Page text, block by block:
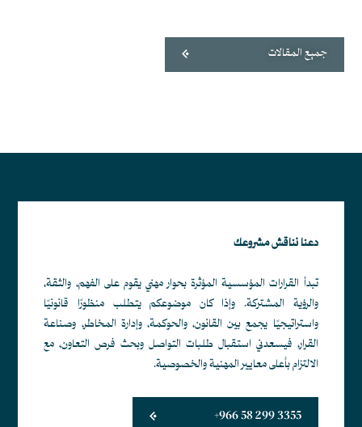
جميع المقالات
دعنا نناقش مشروعك
تبدأ القرارات المؤسسية المؤثرة بحوار مهني يقوم على الفهم، والثقة،
والرؤية المشتركة. وإذا كان موضوعكم يتطلب منظورًا قانونيًا
واستراتيجيًا يجمع بين القانون، والحوكمة، وإدارة المخاطر، وصناعة
القرار، فيسعدني استقبال طلبات التواصل وبحث فرص التعاون، مع
الالتزام بأعلى معايير المهنية والخصوصية.
+966 58 299 3355